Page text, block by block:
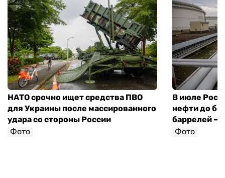
НАТО срочно ищет средства ПВО
для Украины после массированного
удара со стороны России
Фото
В июле
нефти до
баррелей —
Фото